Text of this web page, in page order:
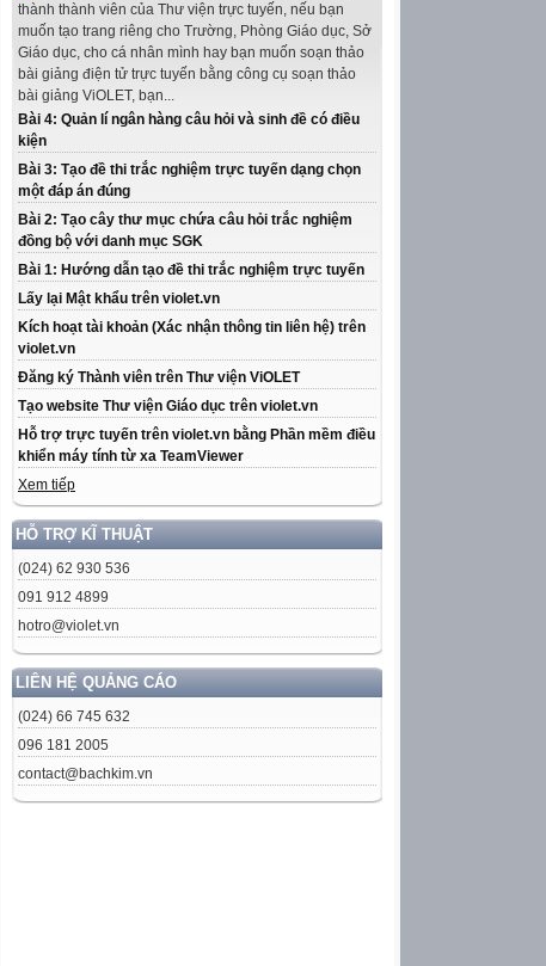
thành thành viên của Thư viện trực tuyến, nếu bạn
muốn tạo trang riêng cho Trường, Phòng Giáo dục, Sở
Giáo dục, cho cá nhân mình hay bạn muốn soạn thảo
bài giảng điện tử trực tuyến bằng công cụ soạn thảo
bài giảng ViOLET, bạn...
Bài 4: Quản lí ngân hàng câu hỏi và sinh đề có điều
kiện
Bài 3: Tạo đề thi trắc nghiệm trực tuyến dạng chọn
một đáp án đúng
Bài 2: Tạo cây thư mục chứa câu hỏi trắc nghiệm
đồng bộ với danh mục SGK
Bài 1: Hướng dẫn tạo đề thi trắc nghiệm trực tuyến
Lấy lại Mật khẩu trên violet.vn
Kích hoạt tài khoản (Xác nhận thông tin liên hệ) trên
violet.vn
Đăng ký Thành viên trên Thư viện ViOLET
Tạo website Thư viện Giáo dục trên violet.vn
Hỗ trợ trực tuyến trên violet.vn bằng Phần mềm điều
khiển máy tính từ xa TeamViewer
Xem tiếp
HỖ TRỢ KĨ THUẬT
(024) 62 930 536
091 912 4899
hotro@violet.vn
LIÊN HỆ QUẢNG CÁO
(024) 66 745 632
096 181 2005
contact@bachkim.vn